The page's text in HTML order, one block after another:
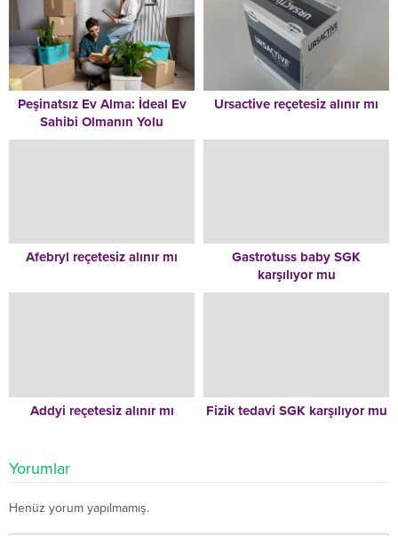
Peşinatsız Ev Alma: İdeal Ev
Sahibi Olmanın Yolu
Ursactive reçetesiz alınır mı
Afebryl reçetesiz alınır mı
Gastrotuss baby SGK
karşılıyor mu
Addyi reçetesiz alınır mı Fizik tedavi SGK karşılıyor mu
Yorumlar
Henüz yorum yapılmamış.